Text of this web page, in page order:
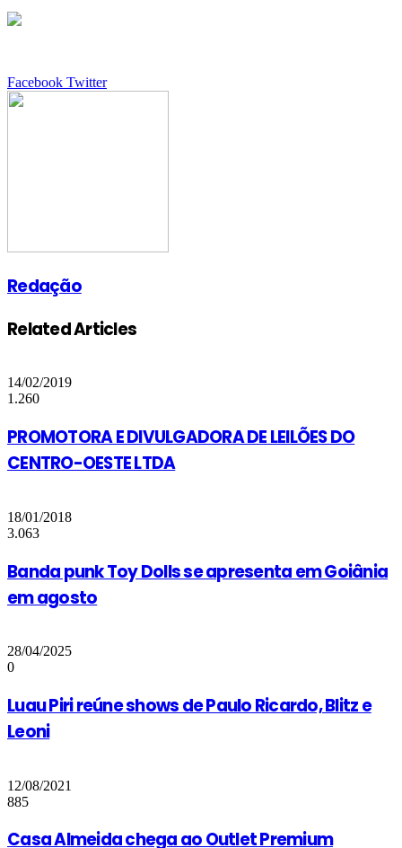
Facebook TwitterGoogle+
LinkedIn
StumbleUpon
Tumblr
Pinterest
Reddit
VKontakte
Share
Print
Redação
Related Articles
14/02/2019
1.260
PROMOTORA E DIVULGADORA DE LEILÕES DO
CENTRO-OESTE LTDA
18/01/2018
3.063
Banda punk Toy Dolls se apresenta em Goiânia
em agosto
28/04/2025
0
Luau Piri reúne shows de Paulo Ricardo, Blitz e
Leoni
12/08/2021
885
Casa Almeida chega ao Outlet Premium